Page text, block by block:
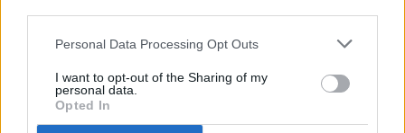
This information may also be disclosed by us to third parties
disclose it to other third parties.
Personal Data Processing Opt Outs
I want to opt-out of the Sharing of my
personal data.
Opted In